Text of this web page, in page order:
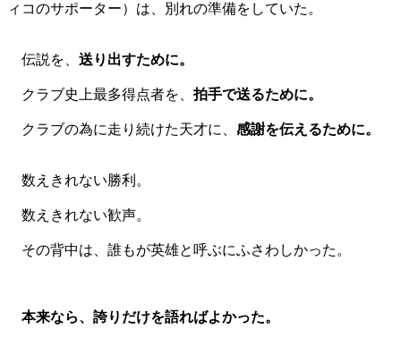
ィコのサポーター）は、別れの準備をしていた。
伝説を、 送り出すために。
クラブ史上最多得点者を、 拍手で送るために。
クラブの為に走り続けた天才に、 感謝を伝えるために。
数えきれない勝利。
数えきれない歓声。
その背中は、誰もが英雄と呼ぶにふさわしかった。
本来なら、誇りだけを語ればよかった。